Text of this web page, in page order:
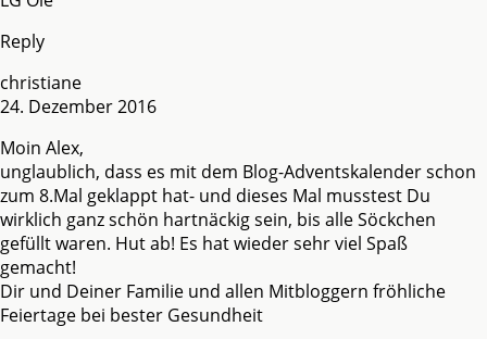
Reply
christiane
24. Dezember 2016
Moin Alex,
unglaublich, dass es mit dem Blog-Adventskalender schon
zum 8.Mal geklappt hat- und dieses Mal musstest Du
wirklich ganz schön hartnäckig sein, bis alle Söckchen
gefüllt waren. Hut ab! Es hat wieder sehr viel Spaß
gemacht!
Dir und Deiner Familie und allen Mitbloggern fröhliche
Feiertage bei bester Gesundheit